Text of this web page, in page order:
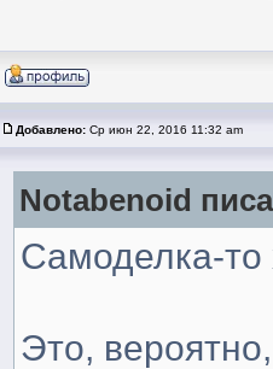
Добавлено: Ср июн 22, 2016 11:32 am
Notabenoid
Самоделка-
Это,